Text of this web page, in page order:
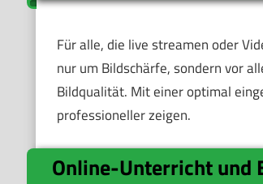
Für alle, die live streamen oder
nur um Bildschärfe, sondern vor
Bildqualität. Mit einer optimal
professioneller zeigen.
Online-Unterricht und